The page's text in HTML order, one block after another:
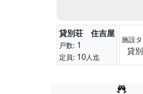
貸別荘 住吉屋
戸数: 1
定員: 10人迄
施設
貸